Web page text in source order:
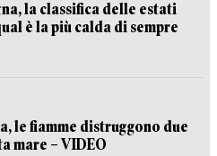
la classifica delle estati
è la più calda di sempre
le fiamme distruggono due
mare – VIDEO